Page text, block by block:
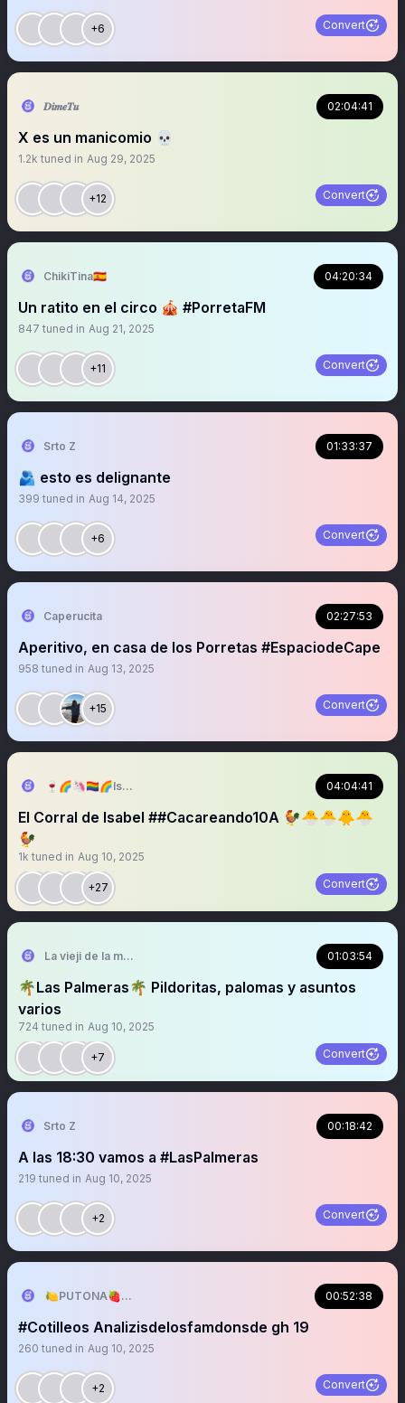
+6 Convert
𝑫𝒊𝒎𝒆𝑻𝒖 02:04:41
X es un manicomio 💀
1.2k tuned in Aug 29, 2025
+12 Convert
ChikiTina🇪🇦 04:20:34
Un ratito en el circo 🎪 #PorretaFM
847 tuned in Aug 21, 2025
+11 Convert
Srto Z 01:33:37
🫂 esto es delignante
399 tuned in Aug 14, 2025
+6 Convert
Caperucita 02:27:53
Aperitivo, en casa de los Porretas #EspaciodeCape
958 tuned in Aug 13, 2025
+15 Convert
🍷🌈🦄🏳️‍🌈🌈IsabelPaparazzi 🌈🦄🌈 04:04:41
El Corral de Isabel ##Cacareando10A 🐓🐣🐣🐥🐣
🐓
1k tuned in Aug 10, 2025
+27 Convert
La vieji de la mirilla🌴🧜🏻‍♂️🍷💙 01:03:54
🌴Las Palmeras🌴 Pildoritas, palomas y asuntos
varios
724 tuned in Aug 10, 2025
+7 Convert
Srto Z 00:18:42
A las 18:30 vamos a #LasPalmeras
219 tuned in Aug 10, 2025
+2 Convert
🍋PUTONA🍓🐸🍷 00:52:38
#Cotilleos Analizisdelosfamdonsde gh 19
260 tuned in Aug 10, 2025
+2 Convert